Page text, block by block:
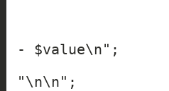
- $value\n";
"\n\n";